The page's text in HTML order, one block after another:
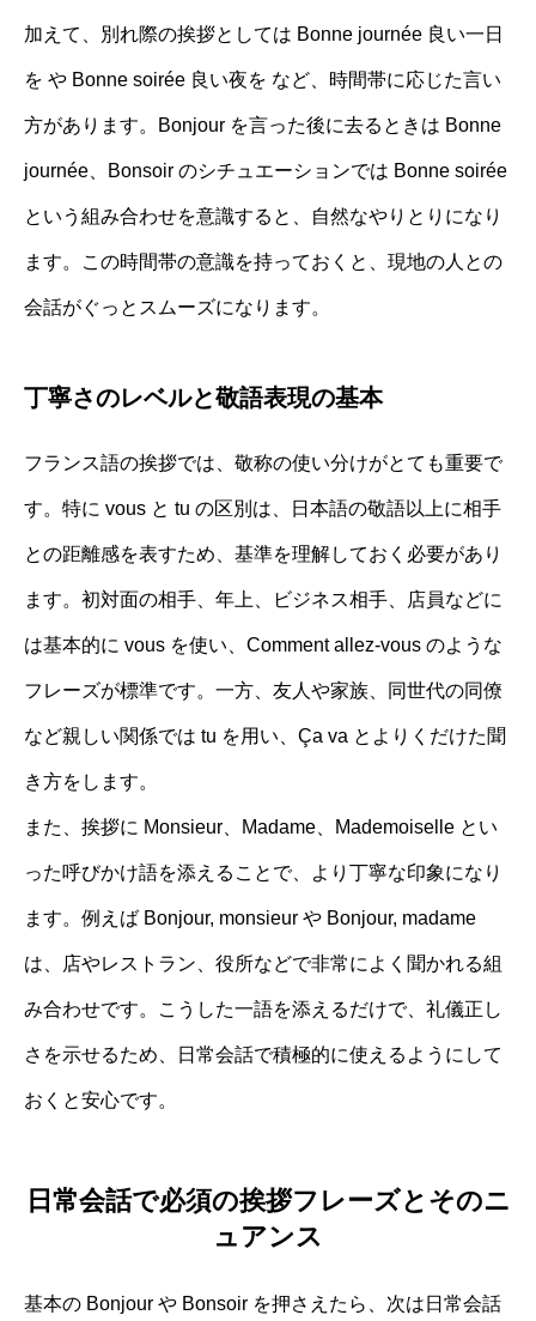
加えて、別れ際の挨拶としては Bonne journée 良い一日
を や Bonne soirée 良い夜を など、時間帯に応じた言い
方があります。Bonjour を言った後に去るときは Bonne
journée、Bonsoir のシチュエーションでは Bonne soirée
という組み合わせを意識すると、自然なやりとりになり
ます。この時間帯の意識を持っておくと、現地の人との
会話がぐっとスムーズになります。
丁寧さのレベルと敬語表現の基本
フランス語の挨拶では、敬称の使い分けがとても重要で
す。特に vous と tu の区別は、日本語の敬語以上に相手
との距離感を表すため、基準を理解しておく必要があり
ます。初対面の相手、年上、ビジネス相手、店員などに
は基本的に vous を使い、Comment allez-vous のような
フレーズが標準です。一方、友人や家族、同世代の同僚
など親しい関係では tu を用い、Ça va とよりくだけた聞
き方をします。
また、挨拶に Monsieur、Madame、Mademoiselle とい
った呼びかけ語を添えることで、より丁寧な印象になり
ます。例えば Bonjour, monsieur や Bonjour, madame
は、店やレストラン、役所などで非常によく聞かれる組
み合わせです。こうした一語を添えるだけで、礼儀正し
さを示せるため、日常会話で積極的に使えるようにして
おくと安心です。
日常会話で必須の挨拶フレーズとそのニ
ュアンス
基本の Bonjour や Bonsoir を押さえたら、次は日常会話